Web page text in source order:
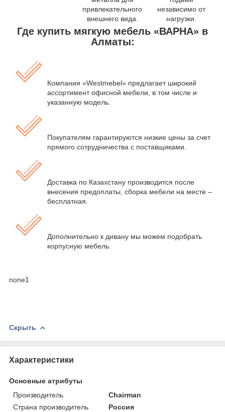
привлекательного
внешнего вида.
независимо от
нагрузки.
Где купить мягкую мебель «ВАРНА» в
Алматы:
Компания «Westmebel» предлагает широкий
ассортимент офисной мебели, в том числе и
указанную модель.
Покупателям гарантируются низкие цены за счет
прямого сотрудничества с поставщиками.
Доставка по Казахстану производится после
внесения предоплаты, сборка мебели на месте –
бесплатная.
Дополнительно к дивану мы можем подобрать
корпусную мебель.
none1
Скрыть
Характеристики
Основные атрибуты
Производитель
Chairman
Страна производитель
Россия